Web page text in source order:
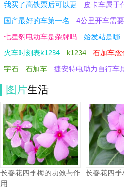
我买了高铁票后可以更
皮卡车属于
国产最好的车第一名
4公里开车需
七星豹电动车是杂牌吗
始发站是哪
火车时刻表k1234
k1234
石加车念
字石
石加车 捷安特电助力自行车
图片生活
长春花四季梅的功效与作
用
长春花四季